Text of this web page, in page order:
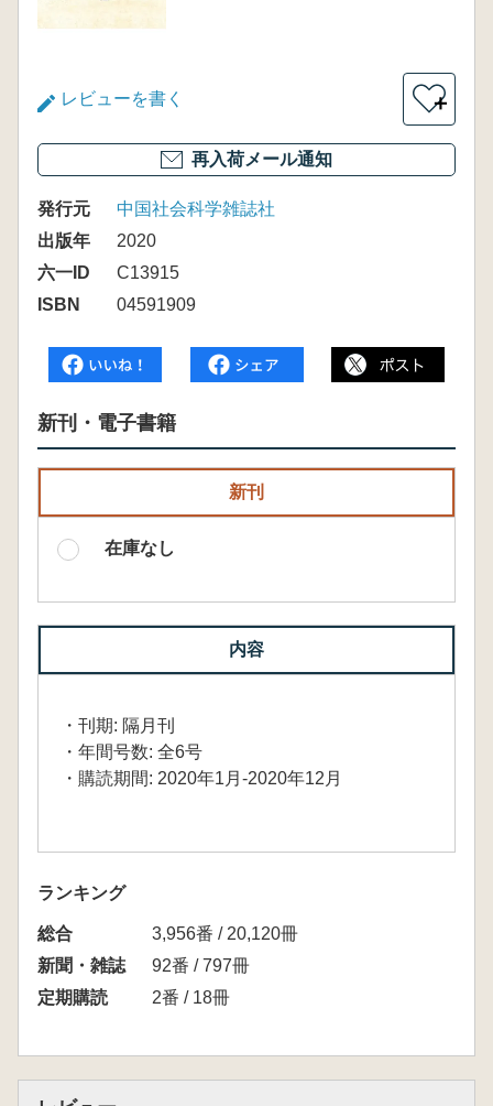
レビューを書く ＋
再入荷メール通知
発行元
中国社会科学雑誌社
出版年
2020
六一ID
C13915
ISBN
04591909
新刊・電子書籍
新刊
在庫なし
内容
・刊期: 隔月刊
・年間号数: 全6号
・購読期間: 2020年1月-2020年12月
ランキング
総合
3,956番 / 20,120冊
新聞・雑誌
92番 / 797冊
定期購読
2番 / 18冊